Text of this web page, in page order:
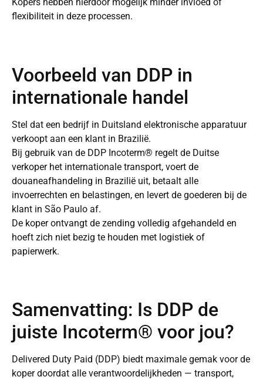
Kopers hebben hierdoor mogelijk minder invloed of
flexibiliteit in deze processen.
Voorbeeld van DDP in
internationale handel
Stel dat een bedrijf in Duitsland elektronische apparatuur
verkoopt aan een klant in Brazilië.
Bij gebruik van de DDP Incoterm® regelt de Duitse
verkoper het internationale transport, voert de
douaneafhandeling in Brazilië uit, betaalt alle
invoerrechten en belastingen, en levert de goederen bij de
klant in São Paulo af.
De koper ontvangt de zending volledig afgehandeld en
hoeft zich niet bezig te houden met logistiek of
papierwerk.
Samenvatting: Is DDP de
juiste Incoterm® voor jou?
Delivered Duty Paid (DDP) biedt maximale gemak voor de
koper doordat alle verantwoordelijkheden — transport,